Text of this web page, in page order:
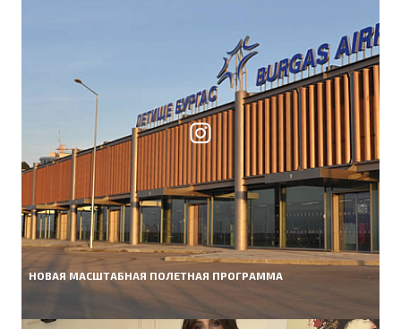
НОВАЯ МАСШТАБНАЯ ПОЛЕТНАЯ ПРОГРАММА